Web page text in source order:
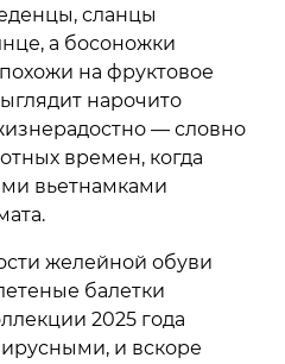
сланцы
а босоножки
на фруктовое
нарочито
— словно
времен, когда
вьетнамками
желейной обуви
балетки
2025 года
и вскоре